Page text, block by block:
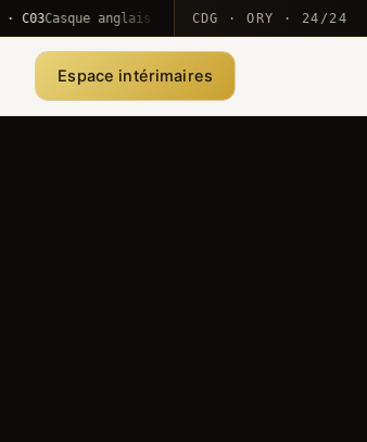
Casque anglais positionné · rotation MEA ·
CDG · ORY · 24/24
Espace intérimaires